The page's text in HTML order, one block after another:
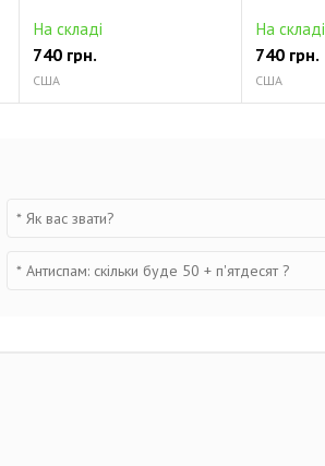
На складі
740 грн.
США
На складі
740 грн.
США